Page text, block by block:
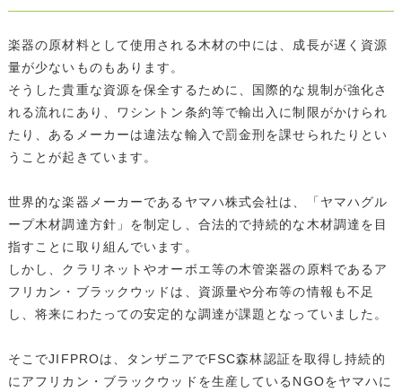
楽器の原材料として使用される木材の中には、成長が遅く資源
量が少ないものもあります。
そうした貴重な資源を保全するために、国際的な規制が強化さ
れる流れにあり、ワシントン条約等で輸出入に制限がかけられ
たり、あるメーカーは違法な輸入で罰金刑を課せられたりとい
うことが起きています。
世界的な楽器メーカーであるヤマハ株式会社は、「ヤマハグル
ープ木材調達方針」を制定し、合法的で持続的な木材調達を目
指すことに取り組んでいます。
しかし、クラリネットやオーボエ等の木管楽器の原料であるア
フリカン・ブラックウッドは、資源量や分布等の情報も不足
し、将来にわたっての安定的な調達が課題となっていました。
そこでJIFPROは、タンザニアでFSC森林認証を取得し持続的
にアフリカン・ブラックウッドを生産しているNGOをヤマハに